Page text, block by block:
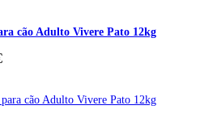
cão Adulto Vivere Pato 12kg